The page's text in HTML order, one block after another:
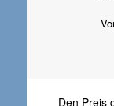
Den Preis